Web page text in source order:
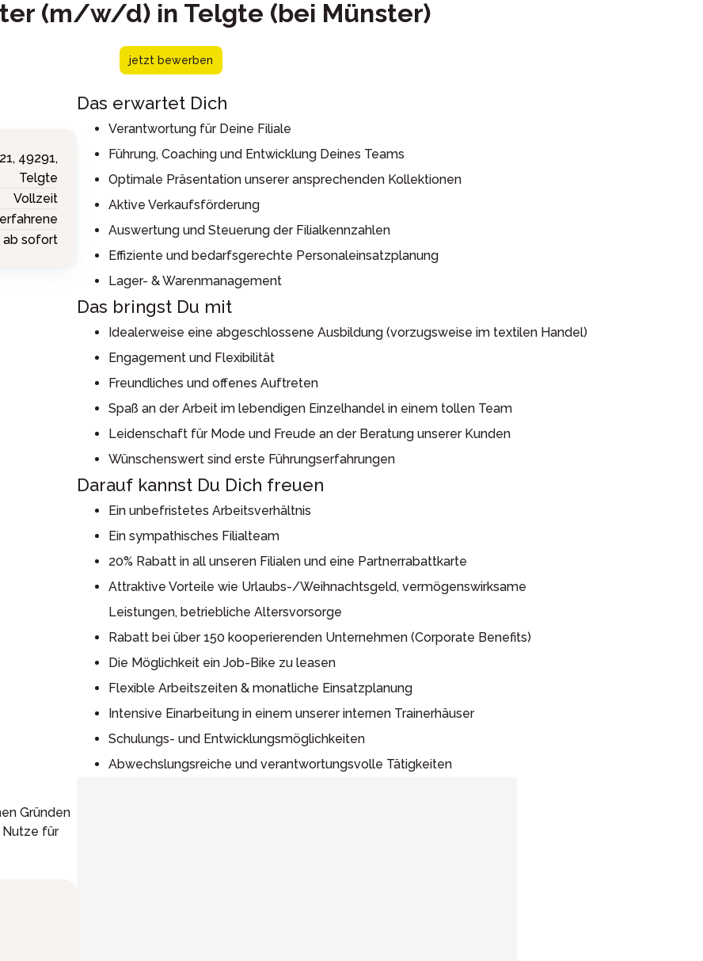
(m/w/d) in Telgte (bei Münster)
jetzt bewerben
49291,
Telgte
Vollzeit
ab sofort
Das erwartet Dich
Verantwortung für Deine Filiale
Führung, Coaching und Entwicklung Deines Teams
Optimale Präsentation unserer ansprechenden Kollektionen
Aktive Verkaufsförderung
Auswertung und Steuerung der Filialkennzahlen
Effiziente und bedarfsgerechte Personaleinsatzplanung
Lager- & Warenmanagement
Das bringst Du mit
Idealerweise eine abgeschlossene Ausbildung (vorzugsweise im textilen Handel)
Engagement und Flexibilität
Freundliches und offenes Auftreten
Spaß an der Arbeit im lebendigen Einzelhandel in einem tollen Team
Leidenschaft für Mode und Freude an der Beratung unserer Kunden
Wünschenswert sind erste Führungserfahrungen
Darauf kannst Du Dich freuen
Ein unbefristetes Arbeitsverhältnis
Ein sympathisches Filialteam
20% Rabatt in all unseren Filialen und eine Partnerrabattkarte
Attraktive Vorteile wie Urlaubs-/Weihnachtsgeld, vermögenswirksame
Leistungen, betriebliche Altersvorsorge
Rabatt bei über 150 kooperierenden Unternehmen (Corporate Benefits)
Die Möglichkeit ein Job-Bike zu leasen
Flexible Arbeitszeiten & monatliche Einsatzplanung
Intensive Einarbeitung in einem unserer internen Trainerhäuser
Schulungs- und Entwicklungsmöglichkeiten
Abwechslungsreiche und verantwortungsvolle Tätigkeiten
Gründen
Nutze für